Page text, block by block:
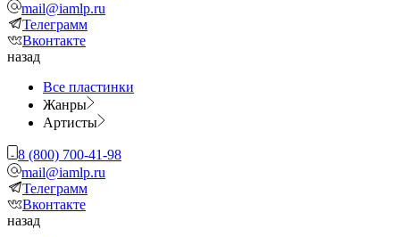
mail@iamlp.ru
Телеграмм
Вконтакте
назад
Все пластинки
Жанры
Артисты
8 (800) 700-41-98
mail@iamlp.ru
Телеграмм
Вконтакте
назад